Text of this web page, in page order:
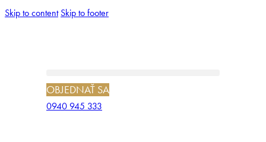
Skip to content Skip to footer
OBJEDNAŤ SA
0940 945 333